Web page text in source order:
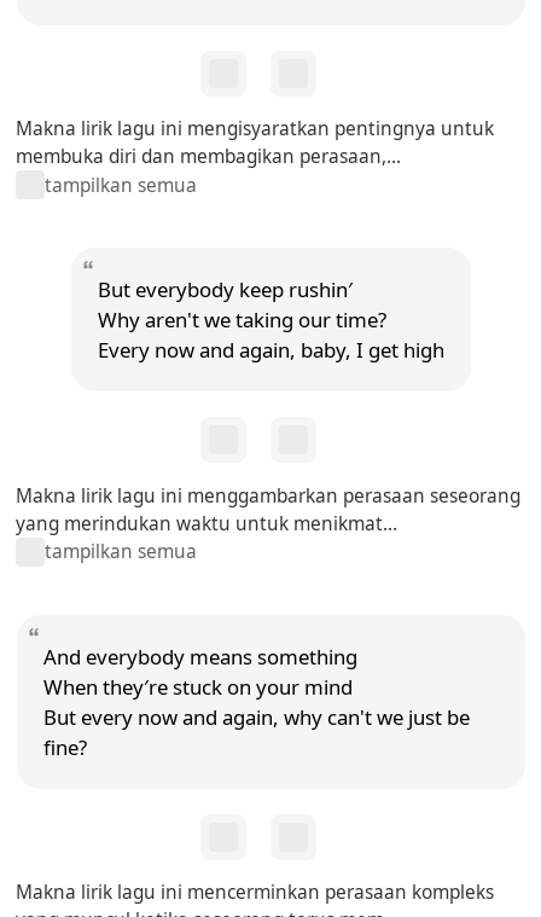
Makna lirik lagu ini mengisyaratkan pentingnya untuk
membuka diri dan membagikan perasaan,...
tampilkan semua
But everybody keep rushin′
Why aren't we taking our time?
Every now and again, baby, I get high
Makna lirik lagu ini menggambarkan perasaan seseorang
yang merindukan waktu untuk menikmat...
tampilkan semua
And everybody means something
When they′re stuck on your mind
But every now and again, why can't we just be
fine?
Makna lirik lagu ini mencerminkan perasaan kompleks